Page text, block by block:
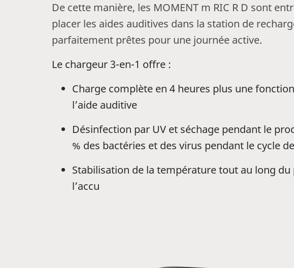
De cette manière, les MOMENT m RIC R D sont
placer les aides auditives dans la station de
parfaitement prêtes pour une journée active.
Le chargeur 3-en-1 offre :
Charge complète en 4 heures plus une
l’aide auditive
Désinfection par UV et séchage pendant le
% des bactéries et des virus pendant le cycle
Stabilisation de la température tout au long
l’accu